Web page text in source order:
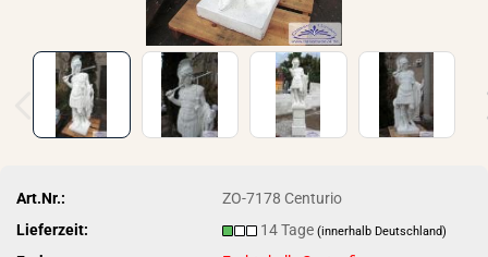
Art.Nr.:
ZO-7178 Centurio
Lieferzeit:
14 Tage(innerhalb Deutschland)